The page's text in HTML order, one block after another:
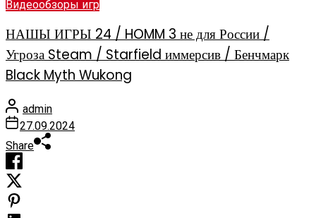
Видеообзоры игр
НАШЫ ИГРЫ 24 / HOMM 3 не для России /
Угроза Steam / Starfield иммерсив / Бенчмарк
Black Myth Wukong
admin
27.09.2024
Share